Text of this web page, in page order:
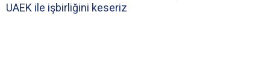
UAEK ile işbirliğini keseriz